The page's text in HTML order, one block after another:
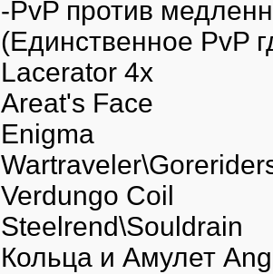
-PvP против
(Единственное PvP
Lacerator 4х
Areat's Face
Enigma
Verdungo Coil
Steelrend\Souldrain
Кольца и Амулет